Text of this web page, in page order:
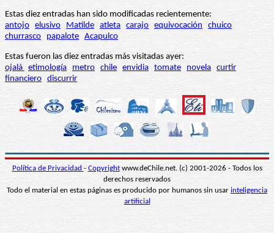
Estas diez entradas han sido modificadas recientemente:
antojo elusivo Matilde atleta carajo equivocación
chuico
churrasco
papalote Acapulco
Estas fueron las diez entradas más visitadas ayer:
ojalá etimología metro chile envidia tomate novela curtir
financiero discurrir
Política de Privacidad - Copyrightwww.deChile.net. (c) 2001-2026 - Todos los
derechos reservados
Todo el material en estas páginas es producido por humanos sin usar inteligencia
artificial